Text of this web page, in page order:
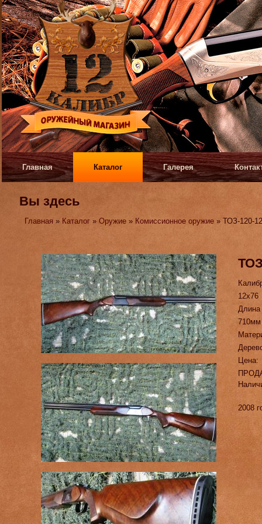
Главная Каталог Галерея
Вы здесь
Главная » Каталог »Оружие » Комиссионное оружие » ТОЗ-120-
12х76
710мм
Цена:
2008